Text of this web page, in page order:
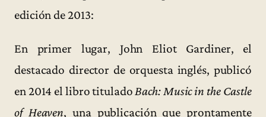
edición de 2013:
En primer lugar, John Eliot Gardiner, el
destacado director de orquesta inglés, publicó
en 2014 el libro tituladoBach: Music in the Castle
of Heaven, una publicación que prontamente